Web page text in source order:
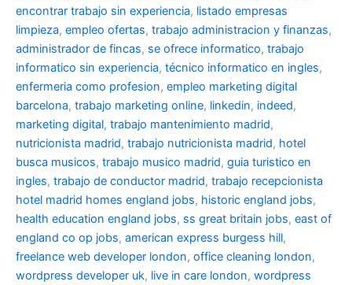
encontrar trabajo sin experiencia, listado empresas
limpieza, empleo ofertas, trabajo administracion y finanzas,
administrador de fincas, se ofrece informatico, trabajo
informatico sin experiencia, técnico informatico en ingles,
enfermeria como profesion, empleo marketing digital
barcelona, trabajo marketing online, linkedin, indeed,
marketing digital, trabajo mantenimiento madrid,
nutricionista madrid, trabajo nutricionista madrid, hotel
busca musicos, trabajo musico madrid, guia turistico en
ingles, trabajo de conductor madrid, trabajo recepcionista
hotel madrid homes england jobs, historic england jobs,
health education england jobs, ss great britain jobs, east of
england co op jobs, american express burgess hill,
freelance web developer london, office cleaning london,
wordpress developer uk, live in care london, wordpress